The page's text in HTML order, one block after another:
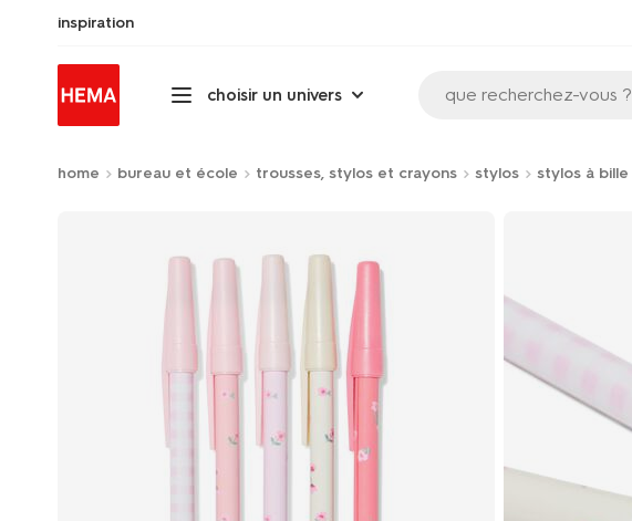
inspiration
choisir un univers que recherchez-vous ?
home bureau et école trousses, stylos et crayons stylos stylos à bille